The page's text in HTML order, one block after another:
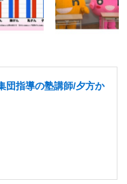
団指導の塾講師/夕方か